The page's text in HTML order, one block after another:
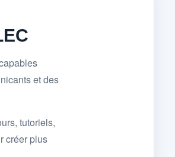
et des
tutoriels,
créer plus